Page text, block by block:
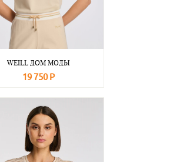
WEILL ДОМ МОДЫ
19 750 Р